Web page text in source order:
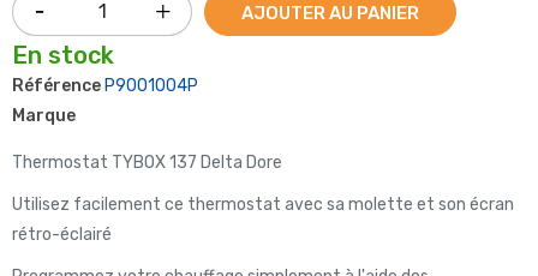
AJOUTER AU PANIER
En stock
Référence P9001004P
Marque
Thermostat TYBOX 137 Delta Dore
Utilisez facilement ce thermostat avec sa molette et son écran
rétro-éclairé